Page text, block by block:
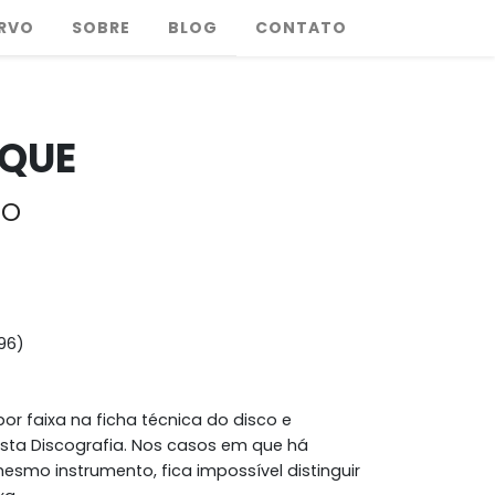
SOBRE BLOG CONTATO
faixa na ficha técnica do disco e
Discografia. Nos casos em que há
instrumento, fica impossível distinguir